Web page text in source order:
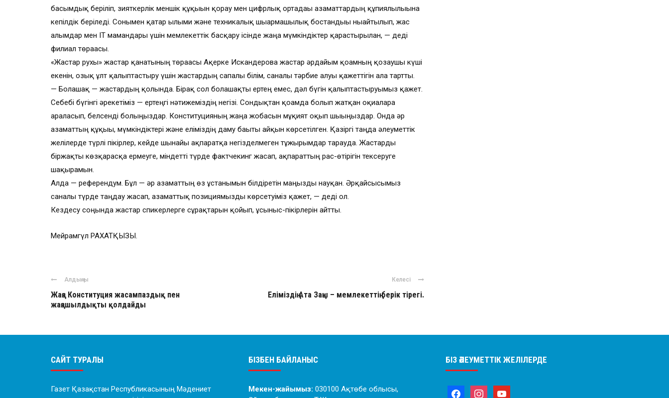
басымдық беріліп, зияткерлік меншік құқығын қорғау мен цифрлық ортадағы азаматтардың құпиялылығына
кепілдік беріледі. Сонымен қатар ғылыми және техникалық шығармашылық бостандығы нығайтылып, жас
ғалымдар мен IT мамандары үшін мемлекеттік басқару ісінде жаңа мүмкіндіктер қарастырылған, — деді
филиал төрағасы.
«Жастар рухы» жастар қанатының төрағасы Ақерке Искандерова жастар әрдайым қоғамның қозғаушы күші
екенін, озық ұлт қалыптастыру үшін жастардың сапалы білім, саналы тәрбие алуы қажеттігін алға тартты.
— Болашақ — жастардың қолында. Бірақ сол болашақты ертең емес, дәл бүгін қалыптастыруымыз қажет.
Себебі бүгінгі әрекетіміз — ертеңгі нәтижеміздің негізі. Сондықтан қоғамда болып жатқан оқиғаларға
араласып, белсенді болыңыздар. Конституцияның жаңа жобасын мұқият оқып шығыңыздар. Онда әр
азаматтың құқығы, мүмкіндіктері және еліміздің даму бағыты айқын көрсетілген. Қазіргі таңда әлеуметтік
желілерде түрлі пікірлер, кейде шынайы ақпаратқа негізделмеген тұжырымдар тарауда. Жастарды
біржақты көзқарасқа ермеуге, міндетті түрде фактчекинг жасап, ақпараттың рас-өтірігін тексеруге
шақырамын.
Алда — референдум. Бұл — әр азаматтың өз ұстанымын білдіретін маңызды науқан. Әрқайсысымыз
саналы түрде таңдау жасап, азаматтық позициямызды көрсетуіміз қажет, — деді ол.
Кездесу соңында жастар спикерлерге сұрақтарын қойып, ұсыныс-пікірлерін айтты.
Мейрамгүл РАХАТҚЫЗЫ.
Алдыңғы
Жаңа Конституция жасампаздық пен
жаңашылдықты қолдайды
Келесі
Еліміздің Ата Заңы – мемлекеттің берік тірегі.
САЙТ ТУРАЛЫ
Газет Қазақстан Республикасының Мәдениет
БІЗБЕН БАЙЛАНЫС
Мекен-жайымыз: 030100 Ақтөбе облысы,
БІЗ ӘЛЕУМЕТТІК ЖЕЛІЛЕРДЕ